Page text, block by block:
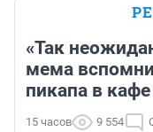
«Так
мема
пикапа в
15 часов 9 554